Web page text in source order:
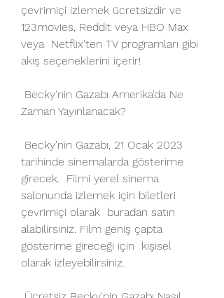
çevrimiçi izlemek ücretsizdir ve
123movies, Reddit veya HBO Max
veya  Netflix'ten TV programları gibi
akış seçeneklerini içerir!
Zaman Yayınlanacak?
tarihinde sinemalarda gösterime
girecek.  Filmi yerel sinema
salonunda izlemek için biletleri
çevrimiçi olarak  buradan satın
alabilirsiniz. Film geniş çapta
gösterime gireceği için  kişisel
olarak izleyebilirsiniz.